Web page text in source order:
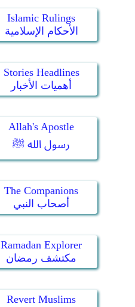
Islamic Rulings
الأحكام الإسلامية
Stories Headlines
أهميات الأخبار
Allah's Apostle
رسول الله ﷺ
The Companions
أصحاب النبي
Ramadan Explorer
مكتشف رمضان
Revert Muslims